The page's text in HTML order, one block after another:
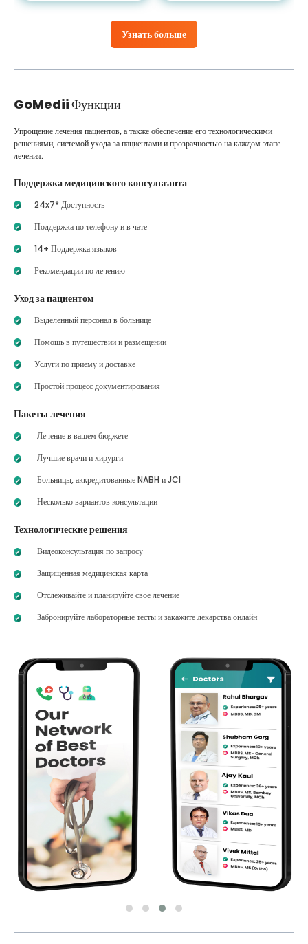
Узнать больше
GoMediiФункции
Упрощение лечения пациентов, а также обеспечение его технологическими
решениями, системой ухода за пациентами и прозрачностью на каждом этапе
лечения.
Поддержка медицинского консультанта
24x7* Доступность
Поддержка по телефону и в чате
14+ Поддержка языков
Рекомендации по лечению
Уход за пациентом
Выделенный персонал в больнице
Помощь в путешествии и размещении
Услуги по приему и доставке
Простой процесс документирования
Пакеты лечения
Лечение в вашем бюджете
Лучшие врачи и хирурги
Больницы, аккредитованные NABH и JCI
Несколько вариантов консультации
Технологические решения
Видеоконсультация по запросу
Защищенная медицинская карта
Отслеживайте и планируйте свое лечение
Забронируйте лабораторные тесты и закажите лекарства онлайн